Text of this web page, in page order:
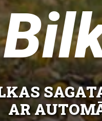
AR